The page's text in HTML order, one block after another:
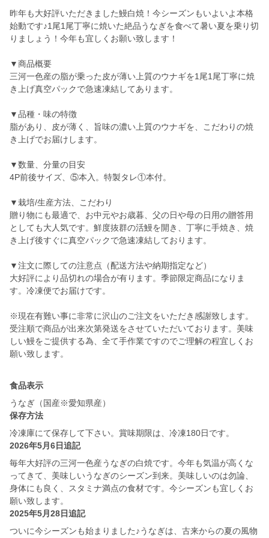
昨年も大好評いただきました鰻白焼！今シーズンもいよいよ本格
始動です♪1尾1尾丁寧に焼いた絶品うなぎを食べて暑い夏を乗り切
りましょう！今年も宜しくお願い致します！
▼商品概要
三河一色産の脂が乗った皮が薄い上質のウナギを1尾1尾丁寧に焼
き上げ真空パックで急速凍結してあります。
▼品種・味の特徴
脂があり、皮が薄く、旨味の濃い上質のウナギを、こだわりの焼
き上げでお届けします。
▼数量、分量の目安
4P前後サイズ、⑤本入。特製タレ①本付。
▼栽培/生産方法、こだわり
贈り物にも最適で、お中元やお歳暮、父の日や母の日用の贈答用
としても大人気です。鮮度抜群の活鰻を開き、丁寧に手焼き、焼
き上げ後すぐに真空パックで急速凍結しております。
▼注文に際しての注意点（配送方法や納期指定など）
大好評により品切れの場合が有ります。季節限定商品になりま
す。冷凍便でお届けです。
※現在有難い事に非常に沢山のご注文をいただき感謝致します。
受注順で商品が出来次第発送をさせていただいております。美味
しい鰻をご提供する為、全て手作業ですのでご理解の程宜しくお
願い致します。
食品表示
うなぎ（国産※愛知県産）
保存方法
冷凍庫にて保存して下さい。賞味期限は、冷凍180日です。
2026年5月6日追記
毎年大好評の三河一色産うなぎの白焼です。今年も気温が高くな
ってきて、美味しいうなぎのシーズン到来。美味しいのは勿論、
身体にも良く、スタミナ満点の食材です。今シーズンも宜しくお
願い致します。
2025年5月28日追記
ついに今シーズンも始まりました♪うなぎは、古来からの夏の風物